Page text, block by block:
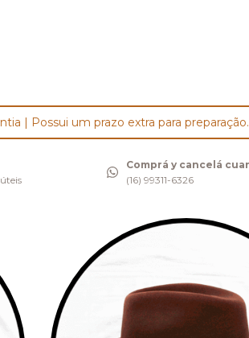
| Possui um prazo extra para preparação.
Comprá y cancelá
(16) 99311-6326